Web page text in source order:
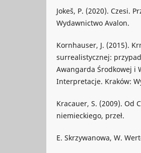
Jokeš, P. (2020). Czesi.
Wydawnictwo Avalon.
Kornhauser, J. (2015).
surrealistycznej:
Awangarda Środkowej i
Interpretacje. Kraków:
Kracauer, S. (2009). Od
niemieckiego, przeł.
E. Skrzywanowa, W.